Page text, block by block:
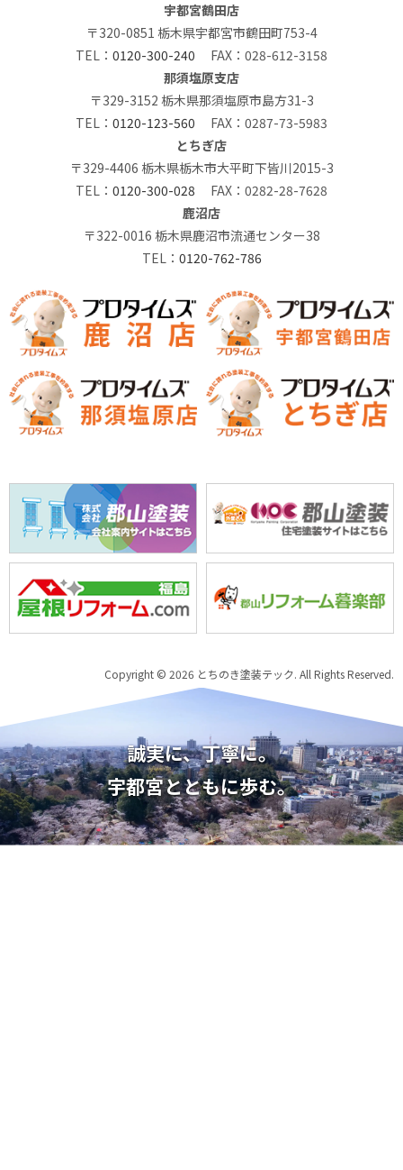
宇都宮鶴田店
〒320-0851 栃木県宇都宮市鶴田町753-4
TEL： 0120-300-240 FAX：028-612-3158
那須塩原支店
〒329-3152 栃木県那須塩原市島方31-3
TEL： 0120-123-560 FAX：0287-73-5983
とちぎ店
〒329-4406 栃木県栃木市大平町下皆川2015-3
TEL： 0120-300-028 FAX：0282-28-7628
鹿沼店
〒322-0016 栃木県鹿沼市流通センター38
TEL： 0120-762-786
Copyright © 2026 とちのき塗装テック. All Rights Reserved.
誠実に、丁寧に。
宇都宮とともに歩む。